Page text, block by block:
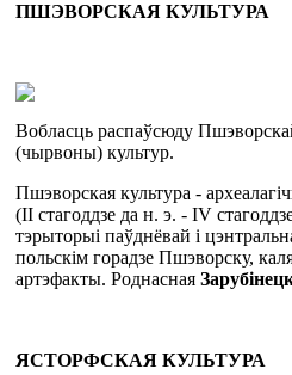
ПШЭВОРСКАЯ КУЛЬТУРА
Вобласць распаўсюду
(чырвоны) культур.
Пшэворская культура -
(II стагоддзе да н. э. - IV
тэрыторыі паўднёвай і
польскім горадзе Пшэворску,
артэфакты. Роднасная
ЯСТОРФСКАЯ КУЛЬТУРА